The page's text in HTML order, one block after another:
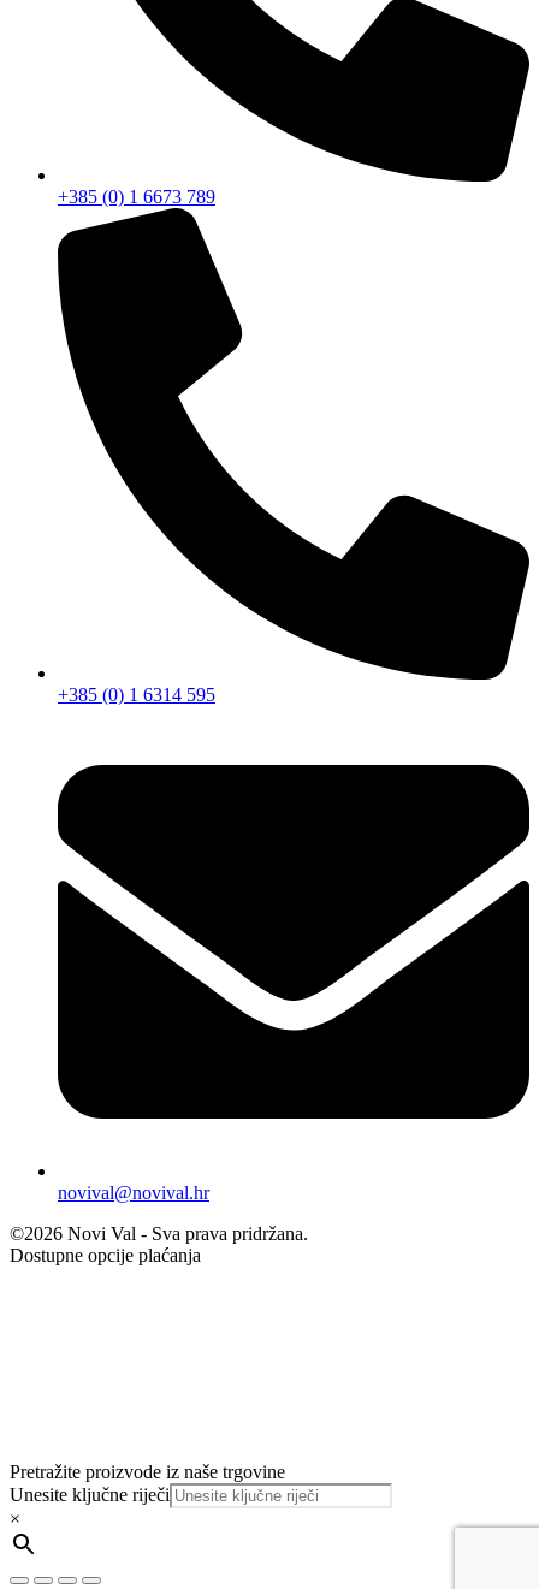
+385 (0) 1 6673 789
+385 (0) 1 6314 595
novival@novival.hr
©2026 Novi Val - Sva prava pridržana.
Dostupne opcije plaćanja
Pretražite proizvode iz naše trgovine
Unesite ključne riječi
×